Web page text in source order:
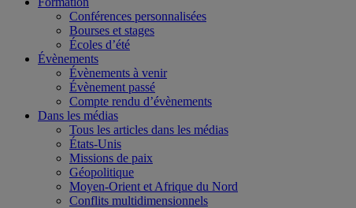
Conférences personnalisées
Bourses et stages
Écoles d’été
Évènements
Évènements à venir
Évènement passé
Compte rendu d’évènements
Dans les médias
Tous les articles dans les médias
États-Unis
Missions de paix
Géopolitique
Moyen-Orient et Afrique du Nord
Conflits multidimensionnels